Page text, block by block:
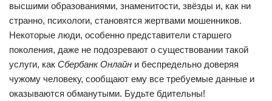
высшими образованиями, знаменитости, звёзды и, как ни
странно, психологи, становятся жертвами мошенников.
Некоторые люди, особенно представители старшего
поколения, даже не подозревают о существовании такой
услуги, как Сбербанк Онлайн и беспредельно доверяя
чужому человеку, сообщают ему все требуемые данные и
оказываются обманутыми. Будьте бдительны!